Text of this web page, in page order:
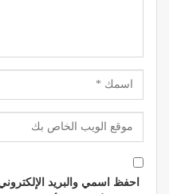
احفظ اسمي والبريد